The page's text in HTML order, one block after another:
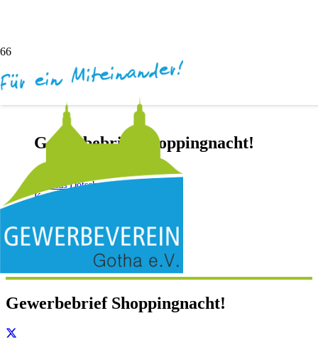
Gewerbebrief Shoppingnacht!
vor 13 Jahren
Andreas Dötsch
Keine Kommentare
Gewerbebrief Shoppingnacht!